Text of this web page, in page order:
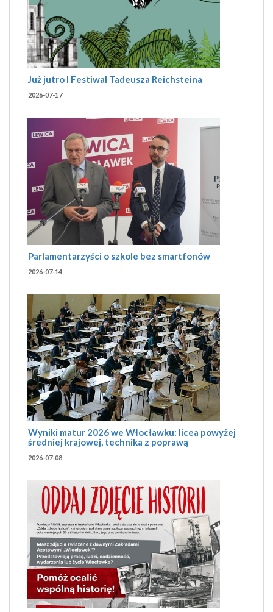
Już jutro I Festiwal Tadeusza Reichsteina
2026-07-17
Parlamentarzyści o szkole bez smartfonów
2026-07-14
Wyniki matur 2026 we Włocławku: licea powyżej
średniej krajowej, technika z poprawą
2026-07-08